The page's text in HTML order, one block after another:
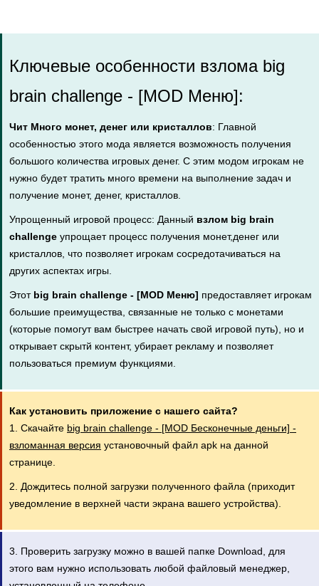
Ключевые особенности взлома big
brain challenge - [MOD Меню]:
Чит Много монет, денег или кристаллов: Главной
особенностью этого мода является возможность получения
большого количества игровых денег. С этим модом игрокам не
нужно будет тратить много времени на выполнение задач и
получение монет, денег, кристаллов.
Упрощенный игровой процесс: Данный взлом big brain
challenge упрощает процесс получения монет,денег или
кристаллов, что позволяет игрокам сосредотачиваться на
других аспектах игры.
Этот big brain challenge - [MOD Меню] предоставляет игрокам
большие преимущества, связанные не только с монетами
(которые помогут вам быстрее начать свой игровой путь), но и
открывает скрытй контент, убирает рекламу и позволяет
пользоваться премиум функциями.
Как установить приложение с нашего сайта?
1. Скачайте big brain challenge - [MOD Бесконечные деньги] -
взломанная версия установочный файл apk на данной
странице.
2. Дождитесь полной загрузки полученного файла (приходит
уведомление в верхней части экрана вашего устройства).
3. Проверить загрузку можно в вашей папке Download, для
этого вам нужно использовать любой файловый менеджер,